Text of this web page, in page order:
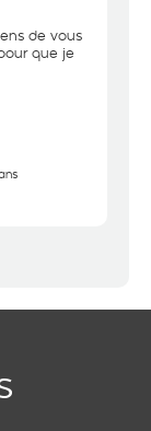
de vous
que je